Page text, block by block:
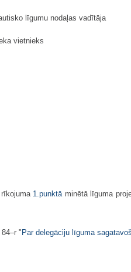
līgumu nodaļas vadītāja
vietnieks
1.punktā minētā līguma
" Par delegāciju līguma